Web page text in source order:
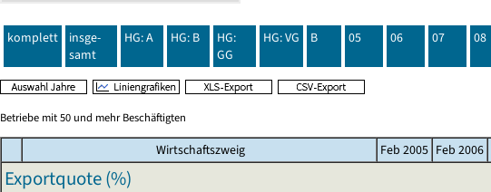
komplett
insge-
samt
HG: A HG: B
HG:
GG
HG: VG B 05 06 07 08
Betriebe mit 50 und mehr Beschäftigten
Wirtschaftszweig Feb 2005 Feb 2006
Exportquote (%)